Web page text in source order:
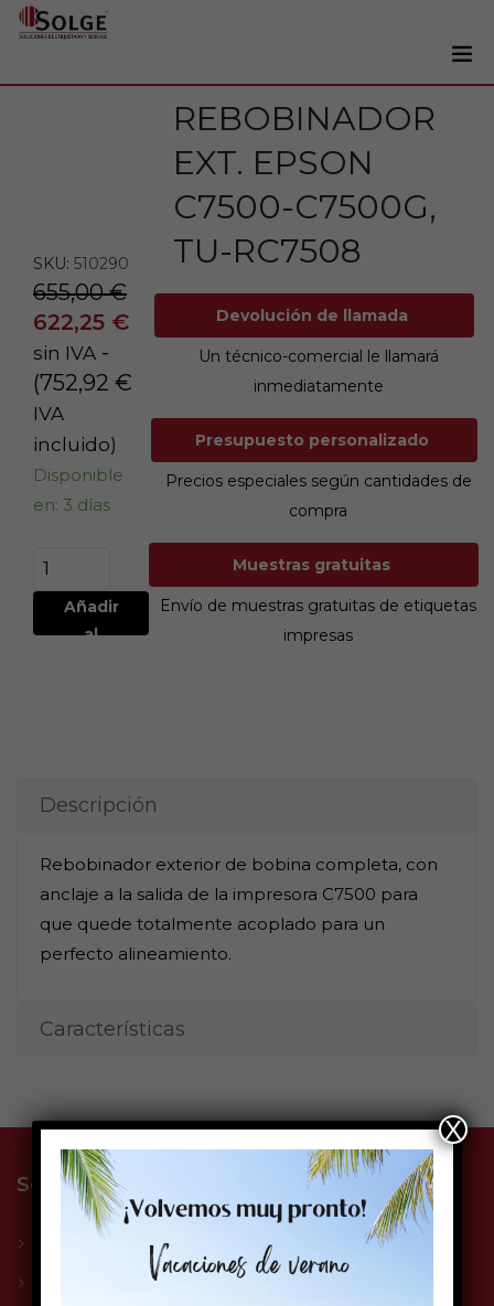
Tintas
Lectores
Marcaje
Servicios
+34 93 241 22 21
0
REBOBINADOR
EXT. EPSON
C7500-C7500G,
TU-RC7508
SKU: 510290
655,00€
622,25 €
sin IVA -
(752,92 €
IVA
incluido)
Disponible
en: 3 días
Añadir
al
Devolución de llamada
Un técnico-comercial le llamará
inmediatamente
Presupuesto personalizado
Precios especiales según cantidades de
compra
Muestras gratuitas
Envío de muestras gratuitas de etiquetas
impresas
Descripción
Rebobinador exterior de bobina completa, con
anclaje a la salida de la impresora C7500 para
que quede totalmente acoplado para un
perfecto alineamiento.
Características
Solge Systems S.L.
La empresa
X